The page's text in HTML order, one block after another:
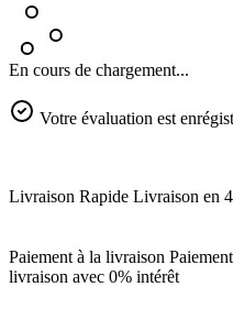
En cours de chargement...
Votre évaluation est
Livraison Rapide Livraison en
Paiement à la livraison
livraison avec 0% intérêt